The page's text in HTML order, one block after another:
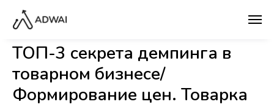
ТОП-3 секрета демпинга в
товарном бизнесе/
Формирование цен. Товарка